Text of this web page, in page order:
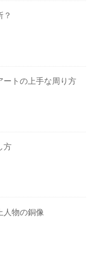
？
ートの上手な周り方
方
人物の銅像